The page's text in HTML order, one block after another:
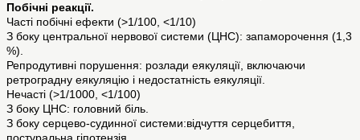
Побічні реакції.
Часті побічні ефекти (>1/100, <1/10)
З боку центральної нервової системи (ЦНС): запаморочення (1,3
%).
Репродутивні порушення: розлади еякуляції, включаючи
ретроградну еякуляцію і недостатність еякуляції.
Нечасті (>1/1000, <1/100)
З боку ЦНС: головний біль.
З боку серцево-судинної системи:відчуття серцебиття,